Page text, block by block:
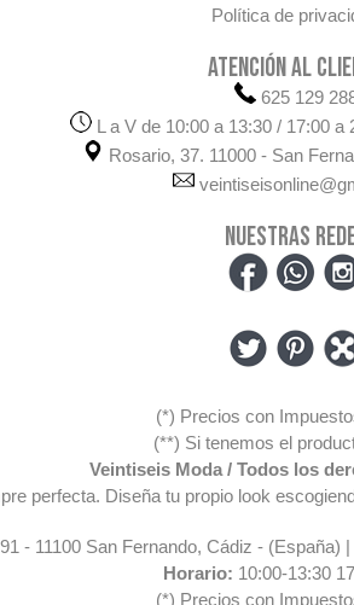
Política de
ATENCIÓN AL
625 129
L a V de 10:00 a 13:30 / 17:00 a
Rosario, 37. 11000 - San
NUESTRAS
(*) Precios con
(**) Si tenemos el
Veintiseis Moda / Todos los
perfecta. Diseña tu propio look
- 11100 San Fernando, Cádiz -
Horario: 10:00-13:30
(*) Precios con